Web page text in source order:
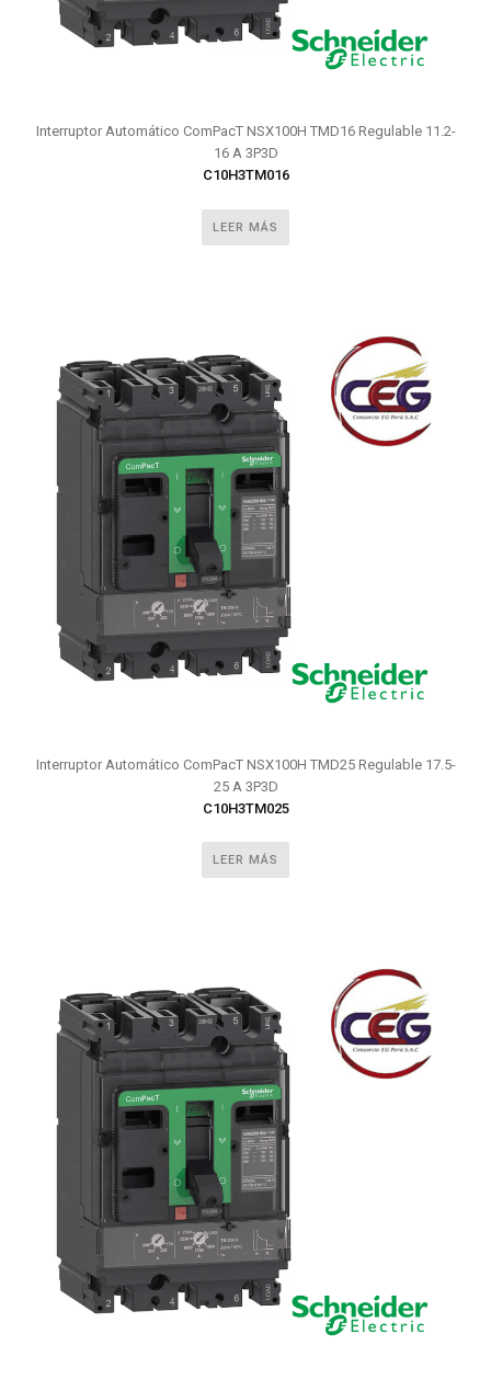
Interruptor Automático ComPacT NSX100H TMD16 Regulable 11.2-
16 A 3P3D
C10H3TM016
LEER MÁS
Interruptor Automático ComPacT NSX100H TMD25 Regulable 17.5-
25 A 3P3D
C10H3TM025
LEER MÁS